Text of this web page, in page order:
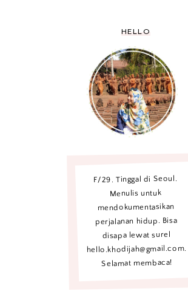
HELLO
F/29. Tinggal di Seoul.
Menulis untuk
mendokumentasikan
perjalanan hidup. Bisa
disapa lewat surel
hello.khodijah@gmail.com.
Selamat membaca!